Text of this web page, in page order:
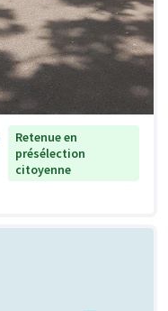
Retenue en
présélection
citoyenne